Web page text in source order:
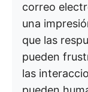
correo
una
que las
pueden
las